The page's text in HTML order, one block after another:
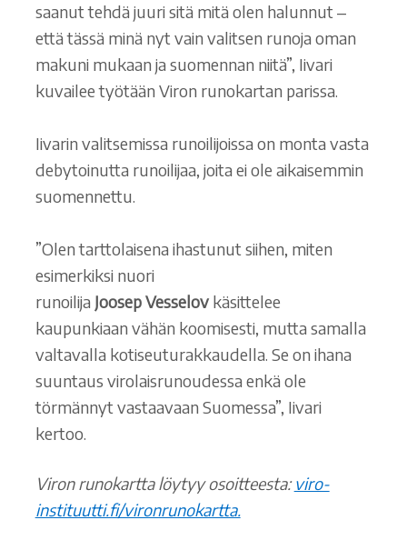
saanut tehdä juuri sitä mitä olen halunnut ‒
että tässä minä nyt vain valitsen runoja oman
makuni mukaan ja suomennan niitä”, Iivari
kuvailee työtään Viron runokartan parissa.
Iivarin valitsemissa runoilijoissa on monta vasta
debytoinutta runoilijaa, joita ei ole aikaisemmin
suomennettu.
”Olen tarttolaisena ihastunut siihen, miten
esimerkiksi nuori
runoilija Joosep Vesselovkäsittelee
kaupunkiaan vähän koomisesti, mutta samalla
valtavalla kotiseuturakkaudella. Se on ihana
suuntaus virolaisrunoudessa enkä ole
törmännyt vastaavaan Suomessa”, Iivari
kertoo.
Viron runokartta löytyy osoitteesta:viro-
instituutti.fi/vironrunokartta.